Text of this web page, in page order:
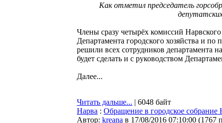
Как отметил председатель
Члены сразу четырёх комиссий
Департамента городского хозяйства и
решили всех сотрудников департамента
будет сделать и с руководством
Далее...
Читать дальше... | 6048 байт
Нарва : Обращение в городское собрание
Автор: kreana в 17/08/2016 07:10:00 (1767